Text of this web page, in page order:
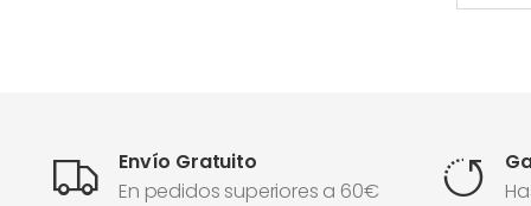
Envío Gratuito
En pedidos superiores a 60€